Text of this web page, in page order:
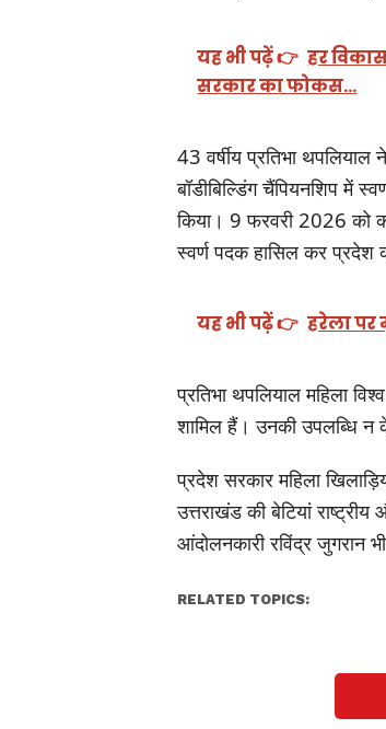
यह भी पढ़ें 👉 हर
सरकार का फोकस…
43 वर्षीय प्रतिभा
बॉडीबिल्डिंग चैंपियनशिप में
किया। 9 फरवरी 2026 को
स्वर्ण पदक हासिल कर प्रदेश
यह भी पढ़ें 👉 हरेला पर
प्रतिभा थपलियाल महिला
शामिल हैं। उनकी उपलब्धि न
प्रदेश सरकार महिला
उत्तराखंड की बेटियां
आंदोलनकारी रविंद्र जुगरान
RELATED TOPICS: